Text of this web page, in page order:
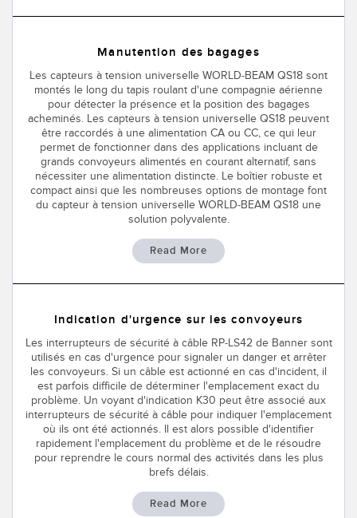
Manutention des bagages
Les capteurs à tension universelle WORLD-BEAM QS18 sont
montés le long du tapis roulant d'une compagnie aérienne
pour détecter la présence et la position des bagages
acheminés. Les capteurs à tension universelle QS18 peuvent
être raccordés à une alimentation CA ou CC, ce qui leur
permet de fonctionner dans des applications incluant de
grands convoyeurs alimentés en courant alternatif, sans
nécessiter une alimentation distincte. Le boîtier robuste et
compact ainsi que les nombreuses options de montage font
du capteur à tension universelle WORLD-BEAM QS18 une
solution polyvalente.
Read More
Indication d'urgence sur les convoyeurs
Les interrupteurs de sécurité à câble RP-LS42 de Banner sont
utilisés en cas d'urgence pour signaler un danger et arrêter
les convoyeurs. Si un câble est actionné en cas d'incident, il
est parfois difficile de déterminer l'emplacement exact du
problème. Un voyant d'indication K30 peut être associé aux
interrupteurs de sécurité à câble pour indiquer l'emplacement
où ils ont été actionnés. Il est alors possible d'identifier
rapidement l'emplacement du problème et de le résoudre
pour reprendre le cours normal des activités dans les plus
brefs délais.
Read More